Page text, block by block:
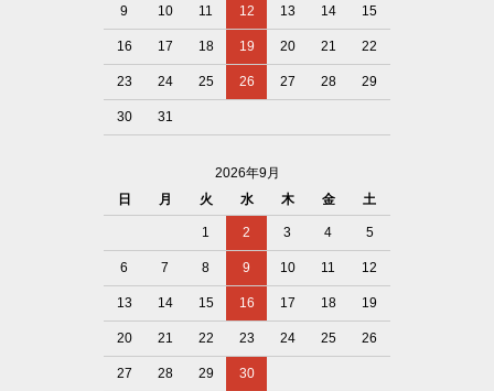
9 10 11 12 13 14 15
16 17 18 19 20 21 22
23 24 25 26 27 28 29
30 31
2026年9月
日
月 火 水 木 金 土
1 2 3 4 5
6 7 8 9 10 11 12
13 14 15 16 17 18 19
20 21 22 23 24 25 26
27 28 29 30